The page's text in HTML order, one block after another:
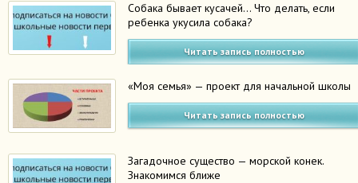
Собака бывает кусачей… Что делать, если
ребенка укусила собака?
Читать запись полностью
«Моя семья» — проект для начальной школы
Читать запись полностью
Загадочное существо — морской конек.
Знакомимся ближе